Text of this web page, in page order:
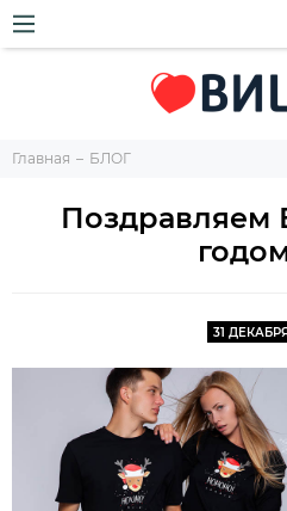
Главная БЛОГ
Поздравляем
31